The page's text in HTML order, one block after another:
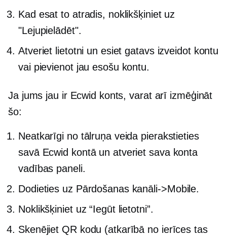
Kad esat to atradis, noklikšķiniet uz
"Lejupielādēt".
Atveriet lietotni un esiet gatavs izveidot kontu
vai pievienot jau esošu kontu.
Ja jums jau ir Ecwid konts, varat arī izmēģināt
šo:
Neatkarīgi no tālruņa veida pierakstieties
savā Ecwid kontā un atveriet sava konta
vadības paneli.
Dodieties uz Pārdošanas kanāli->Mobile.
Noklikšķiniet uz “Iegūt lietotni”.
Skenējiet QR kodu (atkarībā no ierīces tas